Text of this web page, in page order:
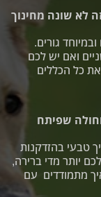
לא שונה מחינוך
גורים.
ואם יש לכם
כל הכללים
שפיתח
טבעי בהזדקנות
יותר מדי ברירה,
מתמודדים עם